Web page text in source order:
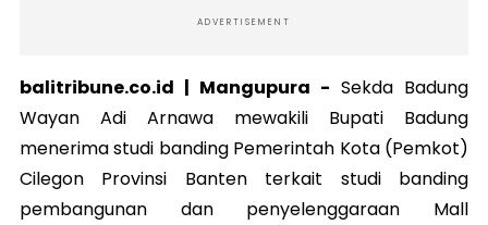
ADVERTISEMENT
balitribune.co.id | Mangupura - Sekda Badung
Wayan Adi Arnawa mewakili Bupati Badung
menerima studi banding Pemerintah Kota (Pemkot)
Cilegon Provinsi Banten terkait studi banding
pembangunan dan penyelenggaraan Mall